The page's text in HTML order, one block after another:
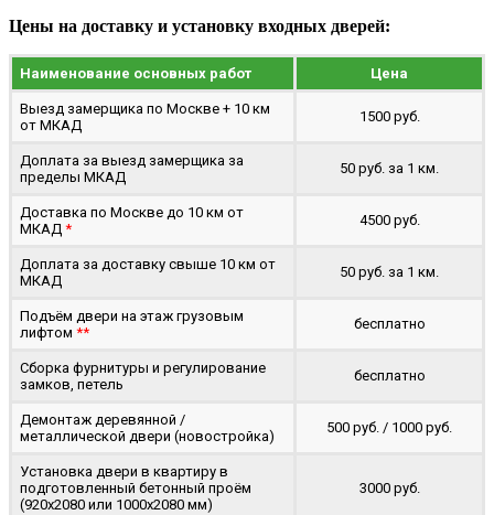
Цены на доставку и установку входных дверей:
Наименование основных работ Цена
Выезд замерщика по Москве + 10 км
от МКАД
1500 руб.
Доплата за выезд замерщика за
пределы МКАД
50 руб. за 1 км.
Доставка по Москве до 10 км от
МКАД *
4500 руб.
Доплата за доставку свыше 10 км от
МКАД
50 руб. за 1 км.
Подъём двери на этаж грузовым
лифтом **
бесплатно
Сборка фурнитуры и регулирование
замков, петель
бесплатно
Демонтаж деревянной /
металлической двери (новостройка)
500 руб. / 1000 руб.
Установка двери в квартиру в
подготовленный бетонный проём
(920x2080 или 1000x2080 мм)
3000 руб.